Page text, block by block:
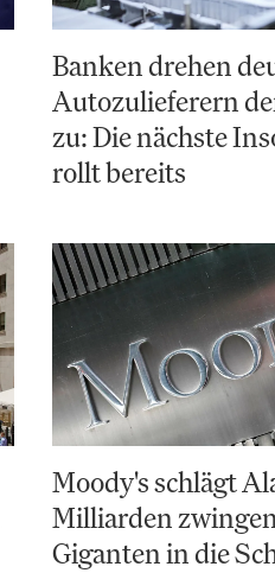
Banken drehen
Autozulieferern
zu: Die nächste
rollt bereits
Moody's schlägt
Milliarden
Giganten in die